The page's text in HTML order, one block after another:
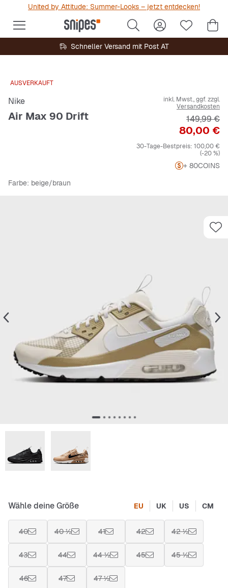
United by Attitude: Summer-Looks – jetzt entdecken!
Schneller Versand mit Post AT
AUSVERKAUFT
Nike
Air Max 90 Drift
inkl. Mwst., ggf. zzgl.
Versandkosten
Preis
80,00 €
149,99 €
30-Tage-Bestpreis: 100,00 €
(-20 %)
+ 80COINS
Farbe: beige/braun
Wähle deine Größe EU UK US CM
40 40 ½ 41 42 42 ½
43 44 44 ½ 45 45 ½
46 47 47 ½